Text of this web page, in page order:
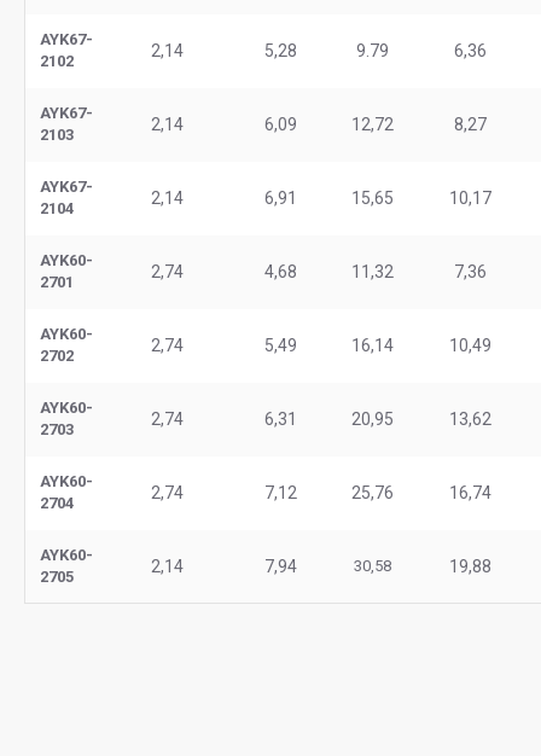
AYK67-
2102
2,14 5,28 9.79 6,36
AYK67-
2103
2,14 6,09 12,72 8,27
AYK67-
2104
2,14 6,91 15,65 10,17
AYK60-
2701
2,74 4,68 11,32 7,36
AYK60-
2702
2,74 5,49 16,14 10,49
AYK60-
2703
2,74 6,31 20,95 13,62
AYK60-
2704
2,74 7,12 25,76 16,74
AYK60-
2705
2,14 7,94 30,58 19,88